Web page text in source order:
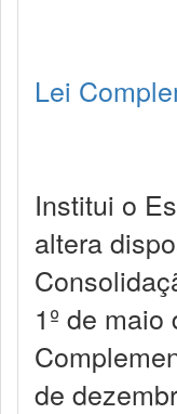
Lei
Institui o
altera
1º de
de